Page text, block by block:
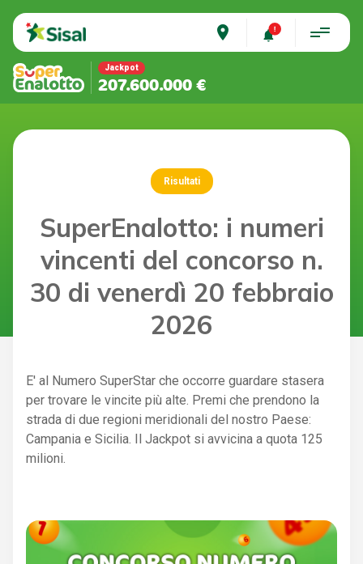
place
Jackpot
207.600.000 €
Risultati
SuperEnalotto: i numeri
vincenti del concorso n.
30 di venerdì 20 febbraio
2026
E' al Numero SuperStar che occorre guardare stasera
per trovare le vincite più alte. Premi che prendono la
strada di due regioni meridionali del nostro Paese:
Campania e Sicilia. Il Jackpot si avvicina a quota 125
milioni.